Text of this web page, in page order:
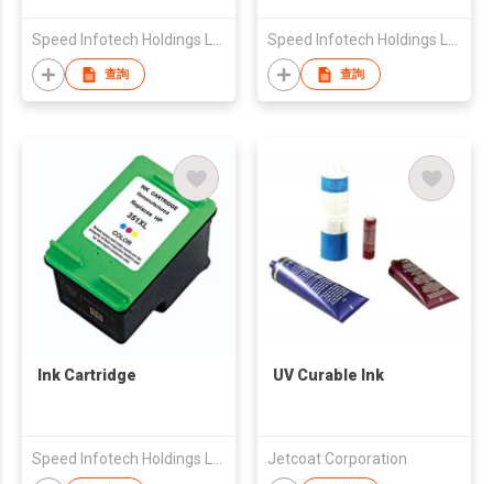
Speed Infotech Holdings Ltd
查詢
Speed Infotech Holdings Ltd
查詢
Ink Cartridge UV Curable Ink
Jetcoat Corporation